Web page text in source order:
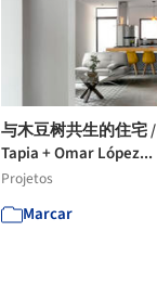
与木豆树共生的住宅
Tapia + Omar López...
Projetos
Marcar